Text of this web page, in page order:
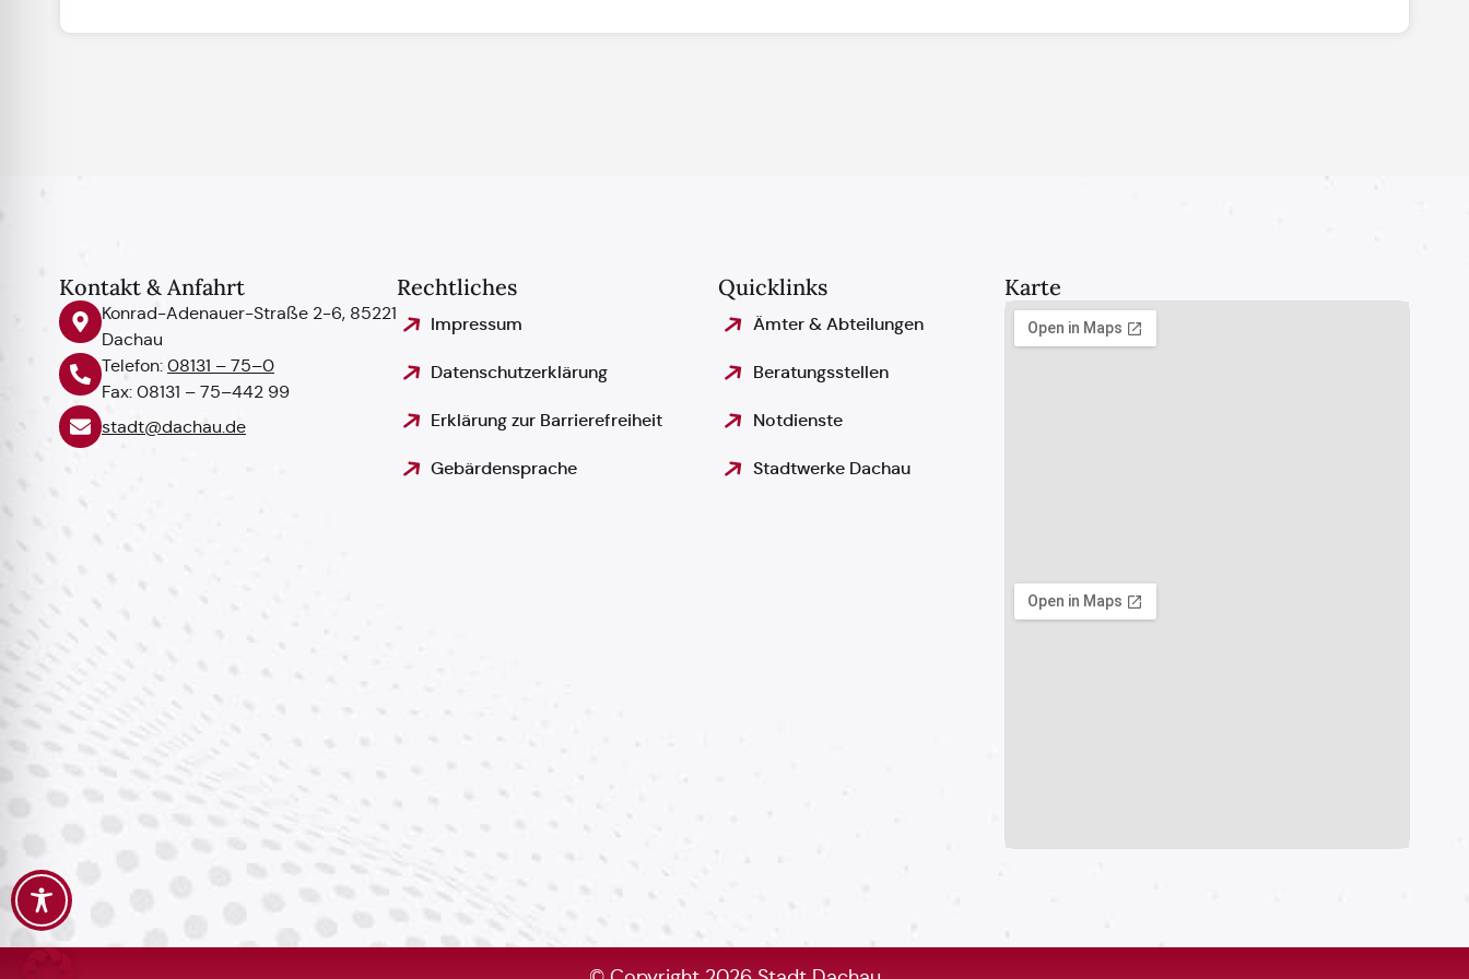
Kontakt & Anfahrt
Konrad-Adenauer-Straße 2-6, 85221
Dachau
Telefon: 08131 – 75–0
Fax: 08131 – 75–442 99
stadt@dachau.de
Rechtliches
Impressum
Datenschutzerklärung
Erklärung zur Barrierefreiheit
Gebärdensprache
Quicklinks
Ämter & Abteilungen
Beratungsstellen
Notdienste
Stadtwerke Dachau
Karte